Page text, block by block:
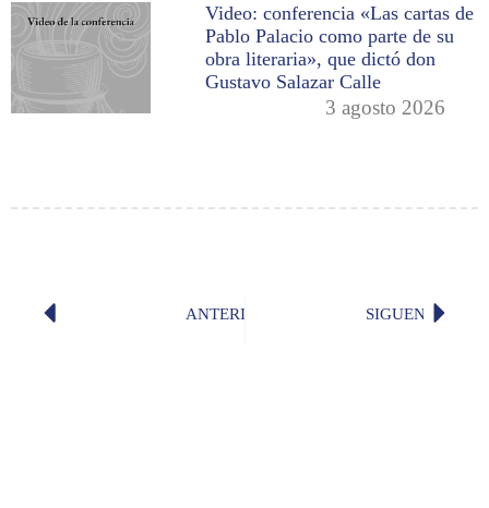
Video: conferencia «Las cartas de
Pablo Palacio como parte de su
obra literaria», que dictó don
Gustavo Salazar Calle
3 agosto 2026
ANTERIOR Invitación al acto de incorporación
SIGUENTE